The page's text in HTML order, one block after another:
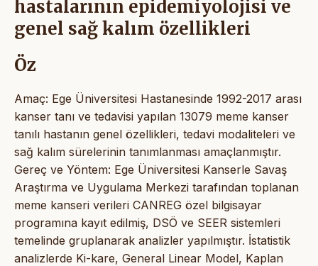
hastalarının epidemiyolojisi ve
genel sağ kalım özellikleri
Öz
Amaç: Ege Üniversitesi Hastanesinde 1992-2017 arası
kanser tanı ve tedavisi yapılan 13079 meme kanser
tanılı hastanın genel özellikleri, tedavi modaliteleri ve
sağ kalım sürelerinin tanımlanması amaçlanmıştır.
Gereç ve Yöntem: Ege Üniversitesi Kanserle Savaş
Araştırma ve Uygulama Merkezi tarafından toplanan
meme kanseri verileri CANREG özel bilgisayar
programına kayıt edilmiş, DSÖ ve SEER sistemleri
temelinde gruplanarak analizler yapılmıştır. İstatistik
analizlerde Ki-kare, General Linear Model, Kaplan